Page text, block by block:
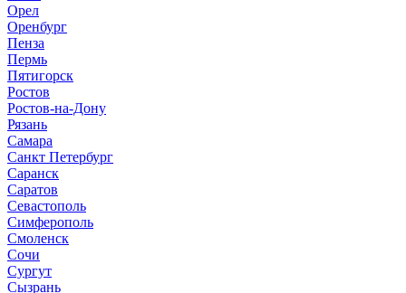
Орел
Оренбург
Пенза
Пермь
Пятигорск
Ростов
Ростов-на-Дону
Рязань
Самара
Санкт Петербург
Саранск
Саратов
Севастополь
Симферополь
Смоленск
Сочи
Сургут
Сызрань